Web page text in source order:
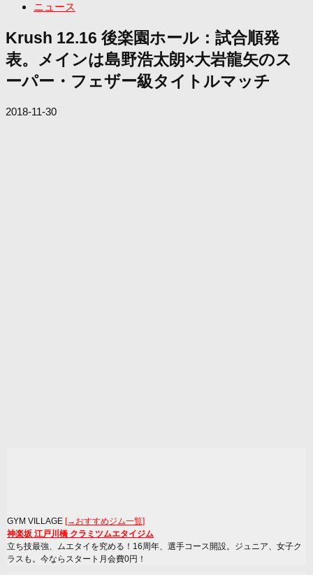
ニュース
Krush 12.16 後楽園ホール：試合順発
表。メインは島野浩太朗×大岩龍矢のス
ーパー・フェザー級タイトルマッチ
2018-11-30
GYM VILLAGE [→おすすめジム一覧]
神楽坂 江戸川橋 クラミツムエタイジム
立ち技最強、ムエタイを究める！16周年、選手コース開設。ジュニア、女子ク
ラスも。今ならスタート月会費0円！